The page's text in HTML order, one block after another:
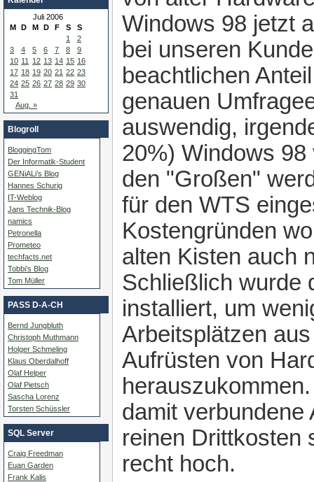
Juli 2006
M D M D F S
S
1
2
3
4 5 6 7 8
9
10 11 12 13 14 15 16
17 18 19 20 21 22 23
24 25 26 27 28 29 30
31
Aug. »
Blogroll
BloggingTom
Der Informatik-Student
GENiALi’s Blog
Hannes Schurig
IT-Weblog
Jans Technik-Blog
namics
Petronella
Prometeo
techfacts.net
Tobbi’s Blog
Tom Müller
PASS D-A-CH
Bernd Jungbluth
Christoph Muthmann
Holger Schmeling
Klaus Oberdalhoff
Olaf Helper
Olaf Pietsch
Sascha Lorenz
Torsten Schüssler
SQL Server
Craig Freedman
Euan Garden
Frank Kalis
Windows 98 jetzt
bei unseren
beachtlichen
genauen
auswendig,
20%) Windows
den "Großen"
für den WTS
Kostengründen
alten Kisten auch
Schließlich wurde
installiert, um
Arbeitsplätzen
Aufrüsten von
damit verbundene
reinen Drittkosten
recht hoch.